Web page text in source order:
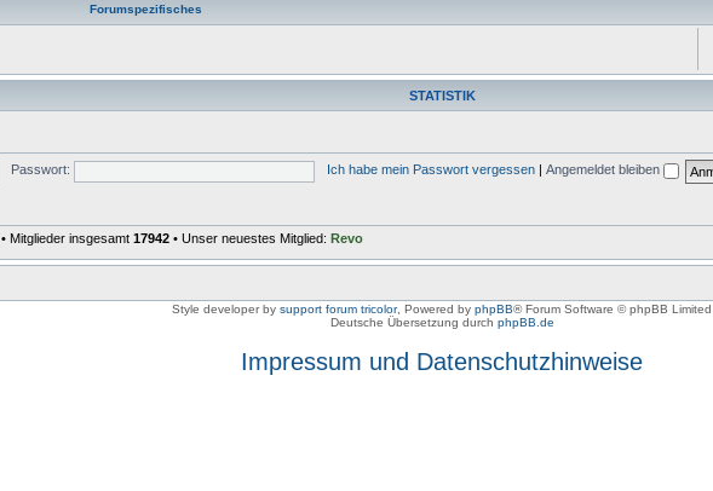
Forumspezifisches
STATISTIK
Passwort: Ich habe mein Passwort vergessen Angemeldet bleiben
• Mitglieder insgesamt 17942 • Unser neuestes Mitglied: Revo
Style developer by support forum tricolor, Powered by phpBB® Forum Software © phpBB Limited
Deutsche Übersetzung durch phpBB.de
Impressum und Datenschutzhinweise